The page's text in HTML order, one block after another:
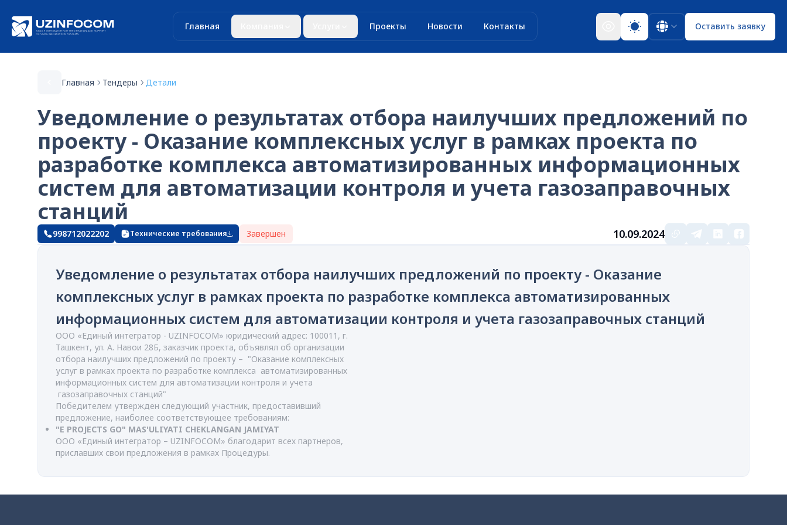
Главная Проекты Новости Контакты Оставить заявку
Главная Тендеры Детали
Уведомление о результатах отбора наилучших предложений по
проекту - Оказание комплексных услуг в рамках проекта по
разработке комплекса автоматизированных информационных
систем для автоматизации контроля и учета газозаправочных
станций
998712022202 Технические требования Завершен 10.09.2024
Уведомление о результатах отбора наилучших предложений по проекту - Оказание
комплексных услуг в рамках проекта по разработке комплекса автоматизированных
информационных систем для автоматизации контроля и учета газозаправочных станций
ООО «Единый интегратор - UZINFOCOM» юридический адрес: 100011, г.
Ташкент, ул. А. Навои 28Б, заказчик проекта, объявлял об организации
отбора наилучших предложений по проекту – "Оказание комплексных
услуг в рамках проекта по разработке комплекса автоматизированных
информационных систем для автоматизации контроля и учета
газозаправочных станций"
Победителем утвержден следующий участник, предоставивший
предложение, наиболее соответствующее требованиям:
"E PROJECTS GO" MAS'ULIYATI CHEKLANGAN JAMIYAT
ООО «Единый интегратор – UZINFOCOM» благодарит всех партнеров,
приславших свои предложения в рамках Процедуры.